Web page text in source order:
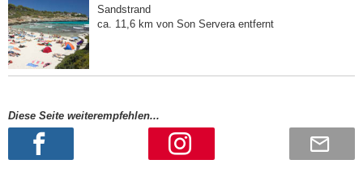
Sandstrand
ca. 11,6 km von Son Servera entfernt
Diese Seite weiterempfehlen...